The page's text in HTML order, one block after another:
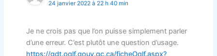
24 janvier 2022 à 22 h 40 min
Je ne crois pas que l’on puisse simplement parler
d’une erreur. C’est plutôt une question d’usage.
https://gdt.oqlf.gouv.qc.ca/ficheOqlf.aspx?